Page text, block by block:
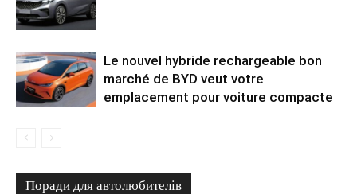
Le nouvel hybride rechargeable bon
marché de BYD veut votre
emplacement pour voiture compacte
Поради для автолюбителів